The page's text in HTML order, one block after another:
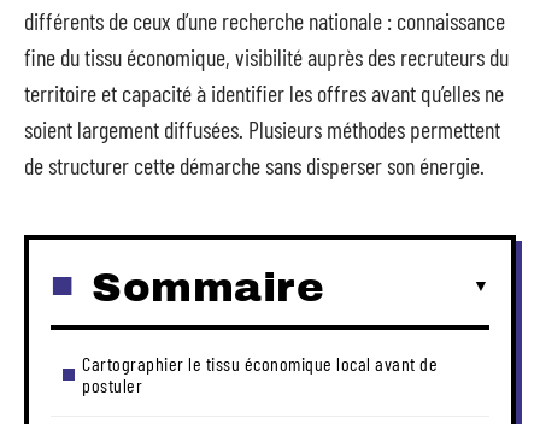
différents de ceux d’une recherche nationale : connaissance
fine du tissu économique, visibilité auprès des recruteurs du
territoire et capacité à identifier les offres avant qu’elles ne
soient largement diffusées. Plusieurs méthodes permettent
de structurer cette démarche sans disperser son énergie.
Sommaire
Cartographier le tissu économique local avant de
postuler